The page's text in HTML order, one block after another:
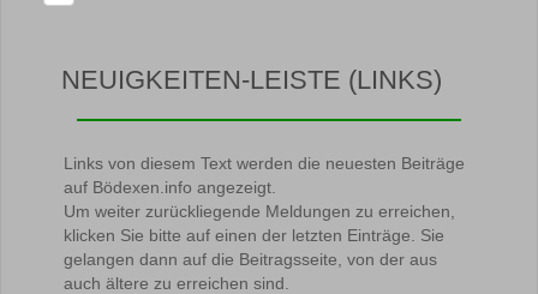
NEUIGKEITEN-LEISTE (LINKS)
Links von diesem Text werden die neuesten Beiträge
auf Bödexen.info angezeigt.
Um weiter zurückliegende Meldungen zu erreichen,
klicken Sie bitte auf einen der letzten Einträge. Sie
gelangen dann auf die Beitragsseite, von der aus
auch ältere zu erreichen sind.